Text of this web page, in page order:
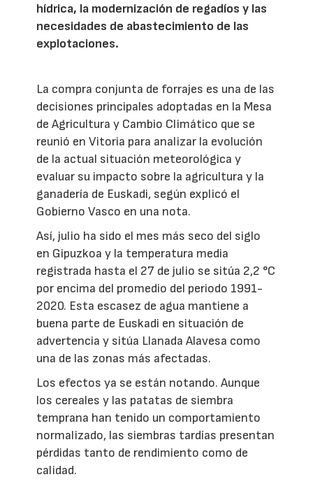
hídrica, la modernización de regadíos y las
necesidades de abastecimiento de las
explotaciones.
La compra conjunta de forrajes es una de las
decisiones principales adoptadas en la Mesa
de Agricultura y Cambio Climático que se
reunió en Vitoria para analizar la evolución
de la actual situación meteorológica y
evaluar su impacto sobre la agricultura y la
ganadería de Euskadi, según explicó el
Gobierno Vasco en una nota.
Así, julio ha sido el mes más seco del siglo
en Gipuzkoa y la temperatura media
registrada hasta el 27 de julio se sitúa 2,2 °C
por encima del promedio del periodo 1991-
2020. Esta escasez de agua mantiene a
buena parte de Euskadi en situación de
advertencia y sitúa Llanada Alavesa como
una de las zonas más afectadas.
Los efectos ya se están notando. Aunque
los cereales y las patatas de siembra
temprana han tenido un comportamiento
normalizado, las siembras tardías presentan
pérdidas tanto de rendimiento como de
calidad.